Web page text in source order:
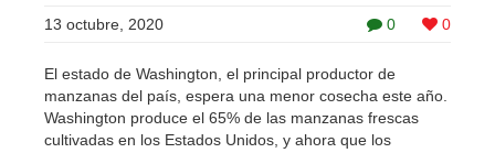
0 0
13 octubre, 2020
El estado de Washington, el principal productor de
manzanas del país, espera una menor cosecha este año.
Washington produce el 65% de las manzanas frescas
cultivadas en los Estados Unidos, y ahora que los